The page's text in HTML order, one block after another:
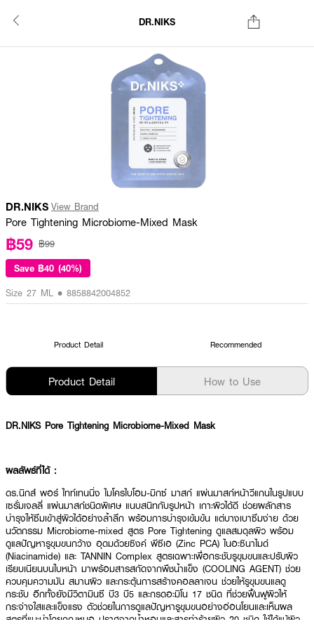
DR.NIKS
DR.NIKS View Brand
Pore Tightening Microbiome-Mixed Mask
฿59 ฿99
Save ฿40 (40%)
Size 27 ML • 8858842004852
Product Detail Recommended
Product Detail How to Use
DR.NIKS Pore Tightening Microbiome-Mixed Mask
ผลลัพธ์ที่ได้ :
ดร.นิกส์ พอร์ ไทท์เทนนิ่ง ไมโครไบโอม-มิกซ์ มาสก์ แผ่นมาสก์หน้าวีแกนในรูปแบบ
เซรั่มเจลลี่ แผ่นมาสก์ชนิดพิเศษ แนบสนิทกับรูปหน้า เกาะผิวได้ดี ช่วยผลักสาร
บำรุงให้ซึมเข้าสู่ผิวได้อย่างล้ำลึก พร้อมการบำรุงเข้มข้น แต่บางเบาซึมง่าย ด้วย
นวัตกรรม Microbiome-mixed สูตร Pore Tightening ดูแลสมดุลผิว พร้อม
ดูแลปัญหารูขุมขนกว้าง อุดมด้วยซิงค์ พีซีเอ (Zinc PCA) ไนอะซินาไมด์
(Niacinamide) และ TANNIN Complex สูตรเฉพาะเพื่อกระชับรูขุมขนและปรับผิว
เรียบเนียนบนใบหน้า มาพร้อมสารสกัดจากพืชน้ำแข็ง (COOLING AGENT) ช่วย
ควบคุมความมัน สมานผิว และกระตุ้นการสร้างคอลลาเจน ช่วยให้รูขุมขนแลดู
กระชับ อีกทั้งยังมีวิตามินซี บี3 บี5 และกรดอะมิโน 17 ชนิด ที่ช่วยฟื้นฟูผิวให้
กระจ่างใสและแข็งแรง ตัวช่วยในการดูแลปัญหารูขุมขนอย่างอ่อนโยนและเห็นผล
สูตรที่แนะนำโดยคุณหมอ ปราศจากน้ำหอมและสารทำร้ายผิว 20 ชนิด ใช้ได้แม้ผิว